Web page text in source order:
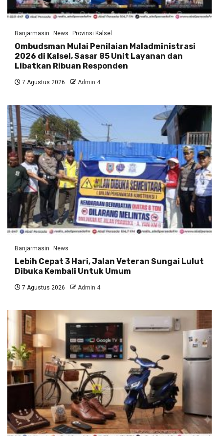
Banjarmasin News Provinsi Kalsel
Ombudsman Mulai Penilaian Maladministrasi
2026 di Kalsel, Sasar 85 Unit Layanan dan
Libatkan Ribuan Responden
7 Agustus 2026 Admin 4
Banjarmasin News
Lebih Cepat 3 Hari, Jalan Veteran Sungai Lulut
Dibuka Kembali Untuk Umum
7 Agustus 2026 Admin 4